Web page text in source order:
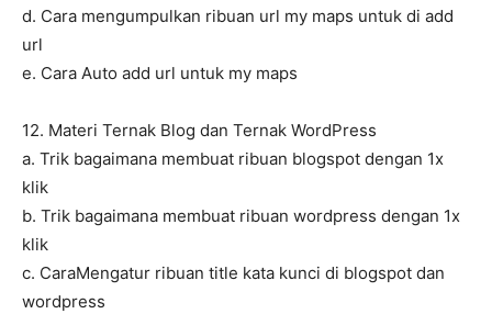
d. Cara mengumpulkan ribuan url my maps untuk di add
url
e. Cara Auto add url untuk my maps
12. Materi Ternak Blog dan Ternak WordPress
a. Trik bagaimana membuat ribuan blogspot dengan 1x
klik
b. Trik bagaimana membuat ribuan wordpress dengan 1x
klik
c. CaraMengatur ribuan title kata kunci di blogspot dan
wordpress